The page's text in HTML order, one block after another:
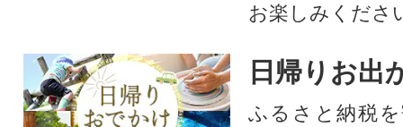
お楽しみくださ
日帰りお出
ふるさと納税